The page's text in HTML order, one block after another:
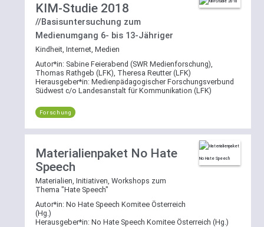
KIM-Studie 2018
//Basisuntersuchung zum
Medienumgang 6- bis 13-Jähriger
Kindheit, Internet, Medien
Autor*in: Sabine Feierabend (SWR Medienforschung),
Thomas Rathgeb (LFK), Theresa Reutter (LFK)
Herausgeber*in: Medienpädagogischer Forschungsverbund
Südwest c/o Landesanstalt für Kommunikation (LFK)
Forschung
Materialienpaket No Hate
Speech
Materialien, Initiativen, Workshops zum
Thema "Hate Speech"
Autor*in: No Hate Speech Komitee Österreich
(Hg.)
Herausgeber*in: No Hate Speech Komitee Österreich (Hg.)